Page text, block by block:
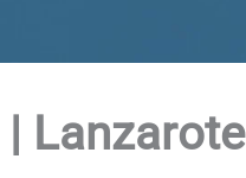
Lanzarote